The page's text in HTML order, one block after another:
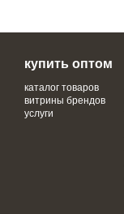
купить оптом
каталог товаров
витрины брендов
услуги